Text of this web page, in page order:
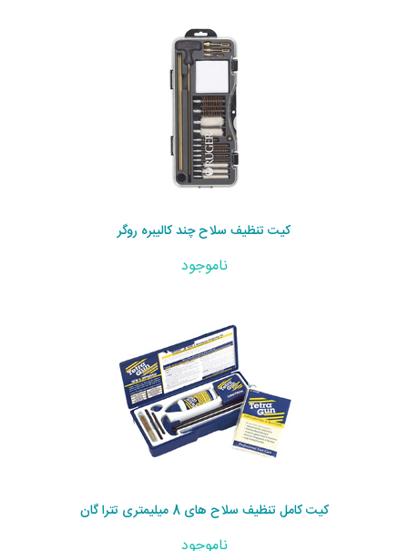
کیت تنظیف سلاح چند کالیبره روگر
ناموجود
کیت کامل تنظیف سلاح های 8 میلیمتری تترا گان
ناموجود